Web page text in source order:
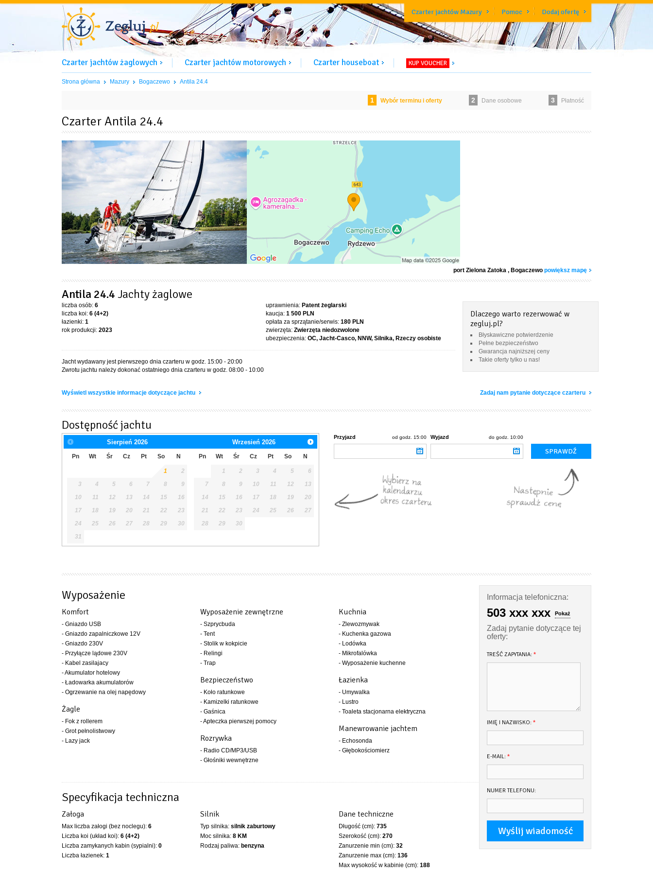
Czarter jachtów Mazury Pomoc Dodaj ofertę
Czarter jachtów żaglowych Czarter jachtów motorowych Czarter houseboat KUP VOUCHER
Strona główna Mazury Bogaczewo Antila 24.4
1 Wybór terminu i oferty 2 Dane osobowe 3 Płatność
Czarter Antila 24.4
port Zielona Zatoka , Bogaczewo powiększ mapę
Antila 24.4 Jachty żaglowe
liczba osób: 6
liczba koi: 6 (4+2)
łazienki: 1
rok produkcji: 2023
uprawnienia: Patent żeglarski
kaucja: 1 500 PLN
opłata za sprzątanie/serwis: 180 PLN
zwierzęta: Zwierzęta niedozwolone
ubezpieczenia: OC, Jacht-Casco, NNW, Silnika, Rzeczy osobiste
Jacht wydawany jest pierwszego dnia czarteru w godz. 15:00 - 20:00
Zwrotu jachtu należy dokonać ostatniego dnia czarteru w godz. 08:00 - 10:00
Dlaczego warto rezerwować w
zegluj.pl?
Błyskawiczne potwierdzenie
Pełne bezpieczeństwo
Gwarancja najniższej ceny
Takie oferty tylko u nas!
Wyświetl wszystkie informacje dotyczące jachtu Zadaj nam pytanie dotyczące czarteru
Dostępność jachtu
Sierpień 2026
Pn Wt Śr Cz Pt So N
1
2
3
4 5 6 7 8
9
10
11 12 13 14 15
16
17
18 19 20 21 22
23
24
25 26 27 28 29
30
31
Wrzesień 2026
Pn Wt Śr Cz Pt So N
1 2 3 4 5
6
7
8 9 10 11 12
13
14
15 16 17 18 19
20
21
22 23 24 25 26
27
28
29 30
Przyjazd od godz. 15:00 Wyjazd do godz. 10:00
Wyposażenie
Komfort
- Gniazdo USB
- Gniazdo zapalniczkowe 12V
- Gniazdo 230V
- Przyłącze lądowe 230V
- Kabel zasilajacy
- Akumulator hotelowy
- Ładowarka akumulatorów
- Ogrzewanie na olej napędowy
Żagle
- Fok z rollerem
- Grot pełnolistwowy
- Lazy jack
Wyposażenie zewnętrzne
- Szprycbuda
- Tent
- Stolik w kokpicie
- Relingi
- Trap
Bezpieczeństwo
- Koło ratunkowe
- Kamizelki ratunkowe
- Gaśnica
- Apteczka pierwszej pomocy
Rozrywka
- Radio CD/MP3/USB
- Głośniki wewnętrzne
Kuchnia
- Zlewozmywak
- Kuchenka gazowa
- Lodówka
- Mikrofalówka
- Wyposażenie kuchenne
Łazienka
- Umywalka
- Lustro
- Toaleta stacjonarna elektryczna
Manewrowanie jachtem
- Echosonda
- Głębokościomierz
Specyfikacja techniczna
Załoga
Max liczba załogi (bez noclegu): 6
Liczba koi (układ koi): 6 (4+2)
Liczba zamykanych kabin (sypialni): 0
Liczba łazienek: 1
Silnik
Typ silnika: silnik zaburtowy
Moc silnika: 8 KM
Rodzaj paliwa: benzyna
Dane techniczne
Długość (cm): 735
Szerokość (cm): 270
Zanurzenie min (cm): 32
Zanurzenie max (cm): 136
Max wysokość w kabinie (cm): 188
Informacja telefoniczna:
503 xxx xxx Pokaż
Zadaj pytanie dotyczące tej
oferty:
TREŚĆ ZAPYTANIA: *
IMIĘ I NAZWISKO: *
E-MAIL: *
NUMER TELEFONU: